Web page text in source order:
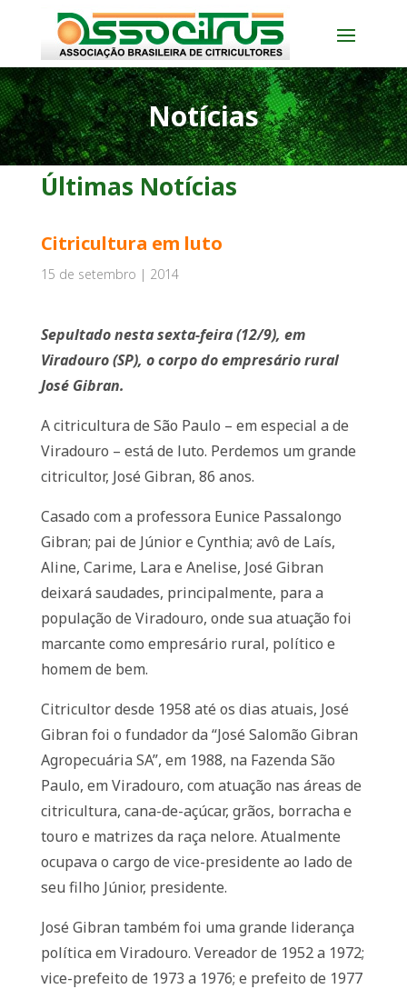
Notícias
Últimas Notícias
Citricultura em luto
15 de setembro | 2014
Sepultado nesta sexta-feira (12/9), em
Viradouro (SP), o corpo do empresário rural
José Gibran.
A citricultura de São Paulo – em especial a de
Viradouro – está de luto. Perdemos um grande
citricultor, José Gibran, 86 anos.
Casado com a professora Eunice Passalongo
Gibran; pai de Júnior e Cynthia; avô de Laís,
Aline, Carime, Lara e Anelise, José Gibran
deixará saudades, principalmente, para a
população de Viradouro, onde sua atuação foi
marcante como empresário rural, político e
homem de bem.
Citricultor desde 1958 até os dias atuais, José
Gibran foi o fundador da “José Salomão Gibran
Agropecuária SA”, em 1988, na Fazenda São
Paulo, em Viradouro, com atuação nas áreas de
citricultura, cana-de-açúcar, grãos, borracha e
touro e matrizes da raça nelore. Atualmente
ocupava o cargo de vice-presidente ao lado de
seu filho Júnior, presidente.
José Gibran também foi uma grande liderança
política em Viradouro. Vereador de 1952 a 1972;
vice-prefeito de 1973 a 1976; e prefeito de 1977